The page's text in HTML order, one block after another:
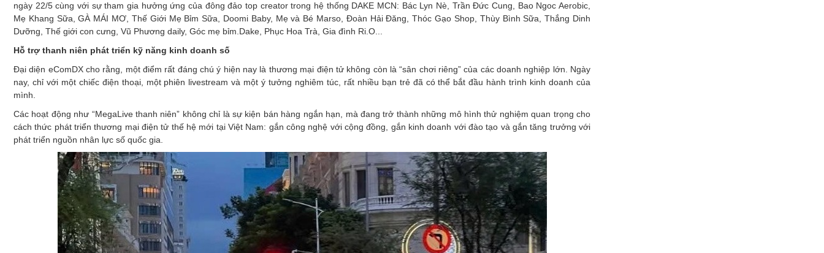
ngày 22/5 cùng với sự tham gia hưởng ứng của đông đảo top creator trong hệ thống DAKE MCN: Bác Lyn Nè, Trần Đức Cung, Bao Ngoc Aerobic,
Mẹ Khang Sữa, GÀ MÁI MƠ, Thế Giới Mẹ Bỉm Sữa, Doomi Baby, Mẹ và Bé Marso, Đoàn Hải Đăng, Thóc Gạo Shop, Thùy Bình Sữa, Thắng Dinh
Dưỡng, Thế giới con cưng, Vũ Phương daily, Góc mẹ bỉm.Dake, Phục Hoa Trà, Gia đình Ri.O...
Hỗ trợ thanh niên phát triển kỹ năng kinh doanh số
Đại diện eComDX cho rằng, một điểm rất đáng chú ý hiện nay là thương mại điện tử không còn là “sân chơi riêng” của các doanh nghiệp lớn. Ngày
nay, chỉ với một chiếc điện thoại, một phiên livestream và một ý tưởng nghiêm túc, rất nhiều bạn trẻ đã có thể bắt đầu hành trình kinh doanh của
mình.
Các hoạt động như “MegaLive thanh niên” không chỉ là sự kiện bán hàng ngắn hạn, mà đang trở thành những mô hình thử nghiệm quan trọng cho
cách thức phát triển thương mại điện tử thế hệ mới tại Việt Nam: gắn công nghệ với cộng đồng, gắn kinh doanh với đào tạo và gắn tăng trưởng với
phát triển nguồn nhân lực số quốc gia.